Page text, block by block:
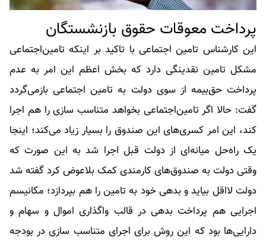
پرداخت معوقات حقوق بازنشستگان
این کارشناس تامین اجتماعی با تاکید بر اینکه تامین‌اجتماعی
مشکل تامین نقدینگی دارد که بخش اعظم این امر به عدم
پرداخت حق‌بیمه‌ از سوی دولت به تامین اجتماعی بازمی‌گردد
گفت: حالا اگر تامین‌اجتماعی بخواهد متناسب سازی را هم اجرا
کند، این امر کسری‌های این صندوق را بسیار زیاد می‌کند؛ اینجا
یک راه‌حل میانه‌ای از دولت قبل اجرا شد به این صورت که
وقتی دولت به صندوق‌های کارمندی کمک بلاعوض کرد گفته شد
دولت لااقل بیاید و بدهی خود به تامین را هم بپردازد؛ مکانیسم
اجرایی هم پرداخت بدهی در قالب واگذاری اموال و سهام و
دارایی‌ها بود که این روش برای اجرای متناسب سازی در بودجه